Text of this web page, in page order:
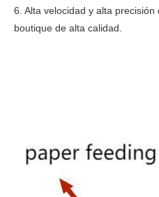
6. Alta velocidad y alta
boutique de alta calidad.